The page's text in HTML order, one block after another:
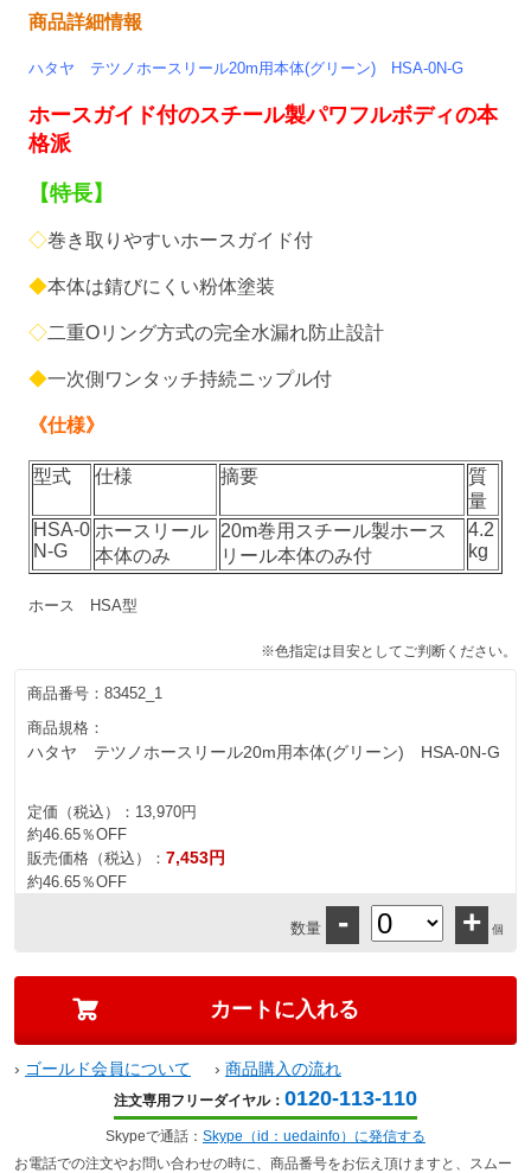
商品詳細情報
ハタヤ テツノホースリール20m用本体(グリーン) HSA-0N-G
ホースガイド付のスチール製パワフルボディの本
格派
【特長】
◇巻き取りやすいホースガイド付
◆本体は錆びにくい粉体塗装
◇二重Oリング方式の完全水漏れ防止設計
◆一次側ワンタッチ持続ニップル付
《仕様》
型式 仕様 摘要
質
量
HSA-0
N-G
ホースリール
本体のみ
20m巻用スチール製ホース
リール本体のみ付
4.2
kg
ホース HSA型
※色指定は目安としてご判断ください。
商品番号： 83452_1
商品規格：
ハタヤ テツノホースリール20m用本体(グリーン) HSA-0N-G
定価（税込）： 13,970円
約46.65％OFF
販売価格（税込）： 7,453円
約46.65％OFF
数量 - + 個
› ゴールド会員について › 商品購入の流れ
注文専用フリーダイヤル： 0120-113-110
Skypeで通話： Skype（id：uedainfo）に発信する
お電話での注文やお問い合わせの時に、商品番号をお伝え頂けますと、スムー